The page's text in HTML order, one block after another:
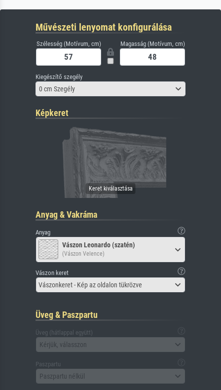
Művészeti lenyomat konfigurálása
Szélesség (Motívum, cm) Magasság (Motívum, cm)
Kiegészítő szegély
0 cm Szegély
Képkeret
Anyag & Vakráma
Anyag
Vászon Leonardo (szatén)
(Vászon Velence)
Vászon keret
Vászonkeret - Kép az oldalon tükrözve
Üveg & Paszpartu
Üveg (hátlappal együtt)
Kérjük, válasszon
Paszpartu
Paszpartu nélkül